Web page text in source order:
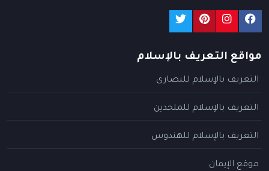
مواقع التعريف بالإسلام
التعريف بالإسلام للنصارى
التعريف بالإسلام للملحدين
التعريف بالإسلام للهندوس
موقع الإيمان